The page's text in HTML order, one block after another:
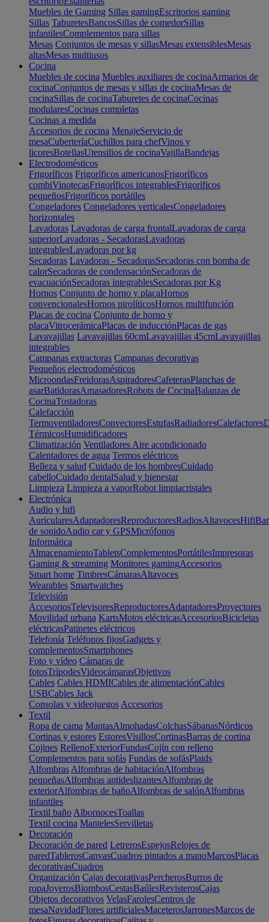
Muebles de Gaming Sillas gamingEscritorios gaming
Sillas TaburetesBancosSillas de comedorSillas
infantilesComplementos para sillas
Mesas Conjuntos de mesas y sillasMesas extensiblesMesas
altasMesas multiusos
Cocina
Muebles de cocina Muebles auxiliares de cocinaArmarios de
cocinaConjuntos de mesas y sillas de cocinaMesas de
cocinaSillas de cocinaTaburetes de cocinaCocinas
modularesCocinas completas
Cocinas a medida
Accesorios de cocina MenajeServicio de
mesaCuberteríaCuchillos para chefVinos y
licoresBotellasUtensilios de cocinaVajillaBandejas
Electrodomésticos
Frigoríficos Frigoríficos americanosFrigoríficos
combiVinotecasFrigoríficos integrablesFrigoríficos
pequeñosFrigoríficos portátiles
Congeladores Congeladores verticalesCongeladores
horizontales
Lavadoras Lavadoras de carga frontalLavadoras de carga
superiorLavadoras - SecadorasLavadoras
integrablesLavadoras por kg
Secadoras Lavadoras - SecadorasSecadoras con bomba de
calorSecadoras de condensaciónSecadoras de
evacuaciónSecadoras integrablesSecadoras por Kg
Hornos Conjunto de horno y placaHornos
convencionalesHornos pirolíticosHornos multifunción
Placas de cocina Conjunto de horno y
placaVitrocerámicaPlacas de inducciónPlacas de gas
Lavavajillas Lavavajillas 60cmLavavajillas 45cmLavavajillas
integrables
Campanas extractoras Campanas decorativas
Pequeños electrodomésticos
MicroondasFreidorasAspiradoresCafeterasPlanchas de
asarBatidorasAmasadoresRobots de CocinaBalanzas de
CocinaTostadoras
Calefacción
TermoventiladoresConvectoresEstufasRadiadoresCalefactores
TérmicosHumidificadores
Climatización Ventiladores Aire acondicionado
Calentadores de agua Termos eléctricos
Belleza y salud Cuidado de los hombresCuidado
cabelloCuidado dentalSalud y bienestar
Limpieza Limpieza a vaporRobot limpiacristales
Electrónica
Audio y hifi
AuricularesAdaptadoresReproductoresRadiosAltavocesHifi
de sonidoAudio car y GPSMicrófonos
Informática
AlmacenamientoTabletsComplementosPortátilesImpresoras
Gaming & streaming Monitores gamingAccesorios
Smart home TimbresCámarasAltavoces
Wearables Smartwatches
Televisión
AccesoriosTelevisoresReproductoresAdaptadoresProyectores
Movilidad urbana KartsMotos eléctricasAccesoriosBicicletas
eléctricasPatinetes eléctricos
Telefonía Teléfonos fijosGadgets y
complementosSmartphones
Foto y vídeo Cámaras de
fotosTrípodesVideocámarasObjetivos
Cables Cables HDMICables de alimentaciónCables
USBCables Jack
Consolas y videojuegos Accesorios
Textil
Ropa de cama MantasAlmohadasColchasSábanasNórdicos
Cortinas y estores EstoresVisillosCortinasBarras de cortina
Cojines RellenoExteriorFundasCojín con relleno
Complementos para sofás Fundas de sofásPlaids
Alfombras Alfombras de habitaciónAlfombras
pequeñasAlfombras antideslizantesAlfombras de
exteriorAlfombras de bañoAlfombras de salónAlfombras
infantiles
Textil baño AlbornocesToallas
Textil cocina MantelesServilletas
Decoración
Decoración de pared LetrerosEspejosRelojes de
paredTablerosCanvasCuadros pintados a manoMarcosPlacas
decorativasCuadros
Organización Cajas decorativasPercherosBurros de
ropaJoyerosBiombosCestasBaúlesRevisterosCajas
Objetos decorativos VelasFarolesCentros de
mesaNavidadFlores artificialesMaceterosJarronesMarcos de